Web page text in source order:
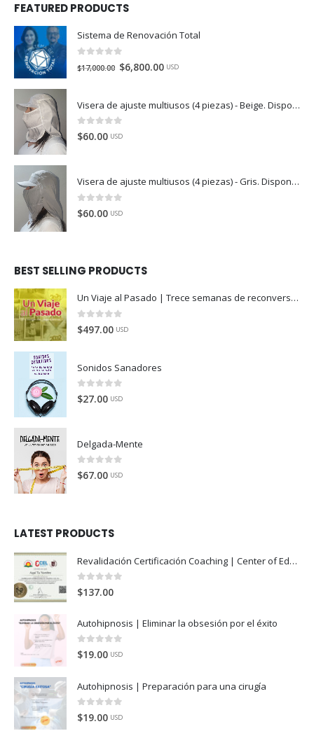
FEATURED PRODUCTS
Sistema de Renovación Total
$17,000.00 $6,800.00 USD
Visera de ajuste multiusos (4 piezas) - Beige. Disponible en México, Colombia, USA, Perú y España
0 de 5
$60.00 USD
Visera de ajuste multiusos (4 piezas) - Gris. Disponible en México, Colombia, USA, Perú y España
0
$60.00 USD
BEST SELLING PRODUCTS
Un Viaje al Pasado | Trece semanas de reconversión
0 de 5
$497.00 USD
Sonidos Sanadores
0 de 5
$27.00 USD
Delgada-Mente
0 de 5
$67.00 USD
LATEST PRODUCTS
Revalidación Certificación Coaching | Center of Education and Leadership
0 de 5
$137.00
Autohipnosis | Eliminar la obsesión por el éxito
0 de 5
$19.00 USD
Autohipnosis | Preparación para una cirugía
0 de 5
$19.00 USD